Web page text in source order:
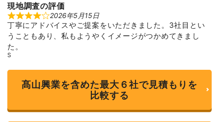
現地調査の評価
R
a
e
o
f
2026年5月15日
丁寧にアドバイスやご提案をいただきました。3社目とい
うこともあり、私もようやくイメージがつかめてきまし
た。
S
髙山興業を含めた最大６社で見積もりを
比較する